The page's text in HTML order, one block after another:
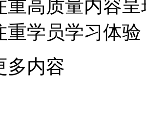
重高质量内容
重学员学习体
多内容